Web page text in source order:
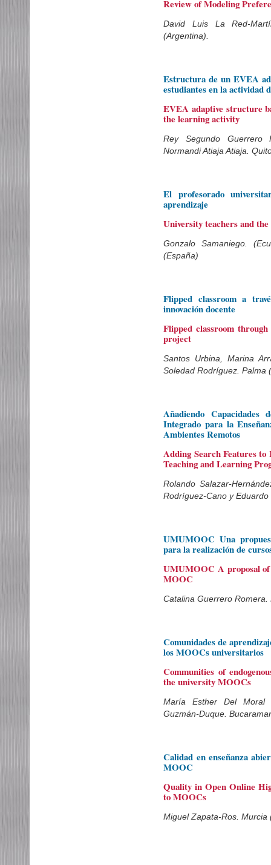
Review of Modeling
David Luis La Red-
(Argentina).
Estructura de un EVEA
estudiantes en la actividad
EVEA adaptive structure
the learning activity
Rey Segundo Guerrero
Normandi Atiaja Atiaja.
El profesorado
aprendizaje
University teachers and
Gonzalo Samaniego.
(España)
Flipped classroom a
innovación docente
Flipped classroom
project
Santos Urbina, Marina
Soledad Rodríguez. Palma
Añadiendo
Integrado para la
Ambientes Remotos
Adding Search Features
Teaching and Learning
Rolando Salazar-
Rodríguez-Cano y
UMUMOOC Una
para la realización de
UMUMOOC A proposal
MOOC
Catalina Guerrero
Comunidades de
los MOOCs universitarios
Communities of
the university MOOCs
María Esther Del Moral
Guzmán-Duque.
Calidad en enseñanza
MOOC
Quality in Open Online
to MOOCs
Miguel Zapata-Ros. Murcia